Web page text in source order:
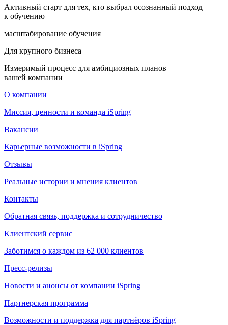
Активный старт для тех, кто выбрал осознанный подход
к обучению
масштабирование обучения
Для крупного бизнеса
Измеримый процесс для амбициозных планов
вашей компании
О компании
Миссия, ценности и команда iSpring
Вакансии
Карьерные возможности в iSpring
Отзывы
Реальные истории и мнения клиентов
Контакты
Обратная связь, поддержка и сотрудничество
Клиентский сервис
Заботимся о каждом из 62 000 клиентов
Пресс-релизы
Новости и анонсы от компании iSpring
Партнерская программа
Возможности и поддержка для партнёров iSpring